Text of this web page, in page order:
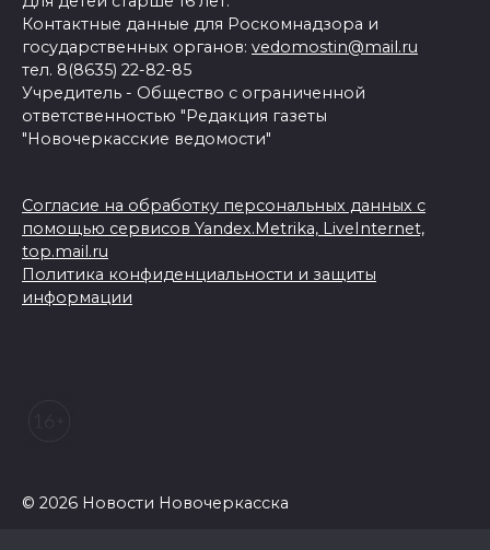
Контактные данные для Роскомнадзора и
государственных органов: vedomostin@mail.ru
тел. 8(8635) 22-82-85
Учредитель - Общество с ограниченной
ответственностью "Редакция газеты
"Новочеркасские ведомости"
Согласие на обработку персональных данных с
помощью сервисов Yandex.Metrika, LiveInternet,
top.mail.ru
Политика конфиденциальности и защиты
информации
© 2026 Новости Новочеркасска